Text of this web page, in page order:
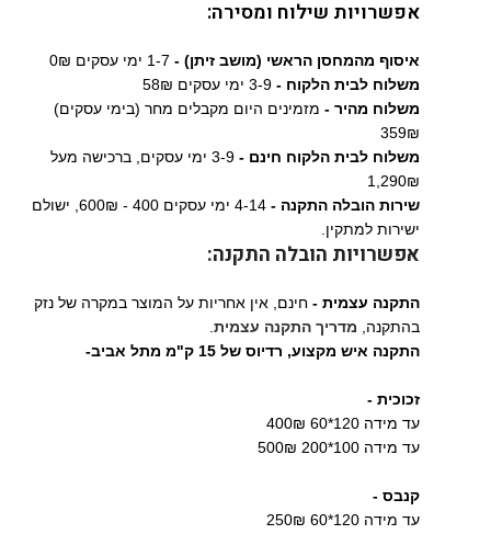
אפשרויות שילוח ומסירה:
איסוף מהמחסן הראשי (מושב זיתן) -
משלוח לבית הלקוח - 3-9 ימי עסקים 58₪
משלוח מהיר - מזמינים היום מקבלים מחר (בימי עסקים)
359₪
משלוח לבית הלקוח חינם -
3-9 ימי עסקים, ברכישה מעל
1,290₪
שירות הובלה התקנה -
4-14 ימי עסקים 400 - 600₪, ישולם
ישירות למתקין.
אפשרויות הובלה התקנה:
התקנה עצמית - חינם, אין אחריות על המוצר במקרה של נזק
בהתקנה, מדריך התקנה עצמית.
התקנה איש מקצוע, רדיוס של 15 ק"מ מתל אביב-
זכוכית -
עד מידה 120*60 400₪
עד מידה 100*200 500₪
קנבס -
עד מידה 120*60 250₪